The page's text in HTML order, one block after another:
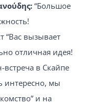
“Большое
“Вас вызывает
отличная идея!
в Скайпе
интересно, мы
и на